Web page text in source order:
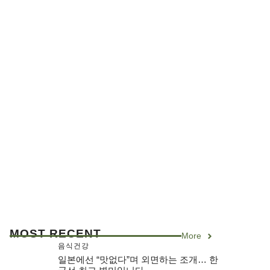
MOST RECENT More
음식건강
일본에선 “맛없다”며 외면하는 조개… 한